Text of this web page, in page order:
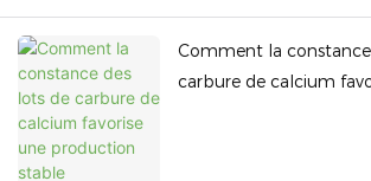
Comment la
carbure de calcium